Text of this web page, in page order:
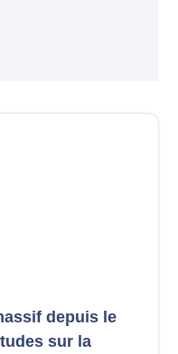
depuis le
sur la